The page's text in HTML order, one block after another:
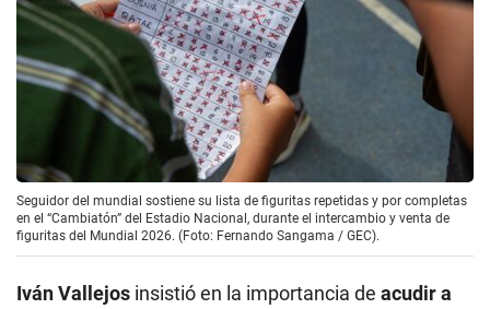
Seguidor del mundial sostiene su lista de figuritas repetidas y por completas
en el “Cambiatón” del Estadio Nacional, durante el intercambio y venta de
figuritas del Mundial 2026. (Foto: Fernando Sangama / GEC).
Iván Vallejos insistió en la importancia de acudir a